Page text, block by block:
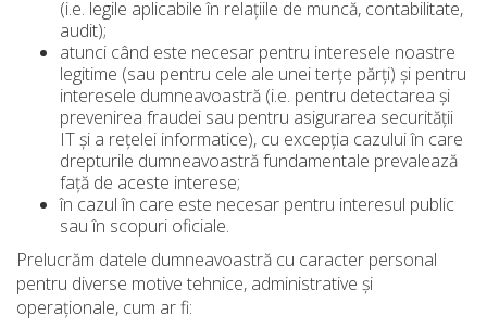
(i.e. legile aplicabile în relaţiile de muncă, contabilitate,
audit);
atunci când este necesar pentru interesele noastre
legitime (sau pentru cele ale unei terțe părți) și pentru
interesele dumneavoastră (i.e. pentru detectarea și
prevenirea fraudei sau pentru asigurarea securității
IT și a rețelei informatice), cu excepția cazului în care
drepturile dumneavoastră fundamentale prevalează
față de aceste interese;
în cazul în care este necesar pentru interesul public
sau în scopuri oficiale.
Prelucrăm datele dumneavoastră cu caracter personal
pentru diverse motive tehnice, administrative și
operaționale, cum ar fi: